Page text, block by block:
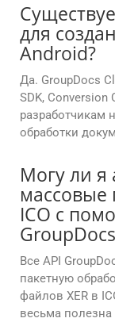
для
Android?
Да. GroupDocs
SDK,
разработчикам
обработки
Могу ли я
массовые
ICO с
Все API
пакетную
файлов XER в
весьма